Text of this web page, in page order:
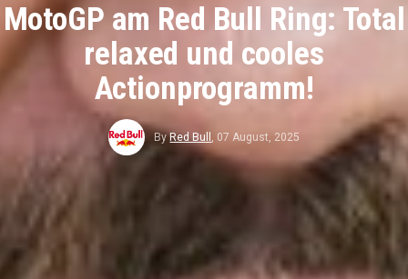
MotoGP am Red Bull Ring: Total
relaxed und cooles
Actionprogramm!
ByRed Bull , 07 August, 2025